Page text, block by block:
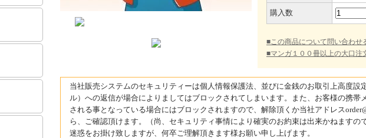
購入数
■この商品について問い合わせ
■マンガ１００冊以上の大口注
当社販売システムのセキュリティーは個人情報保護法、並びに金銭のお取引上高度
ル）への返信が場合によりましてはブロックされてしまいます。また、お客様の携
される事となっている場合にはブロックされますので、解除頂くか当社アドレス
ら、ご確認頂けます。（尚、セキュリティ事情により確実のお約束は出来かねます
迷惑をお掛け致しますが、何卒ご理解頂きます様お願い申し上げます。